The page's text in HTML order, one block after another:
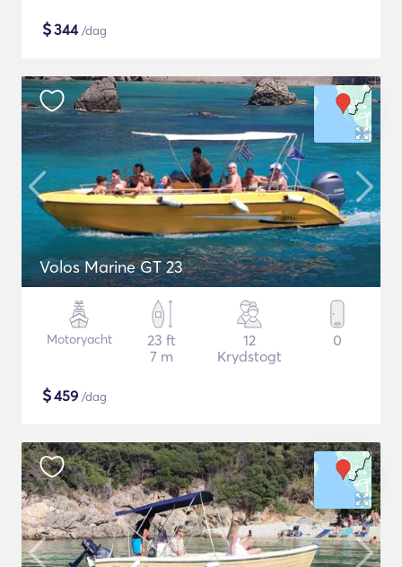
$344/dag
Volos Marine GT 23
Motoryacht
23 ft
7 m
12
Krydstogt
0
$459 /dag